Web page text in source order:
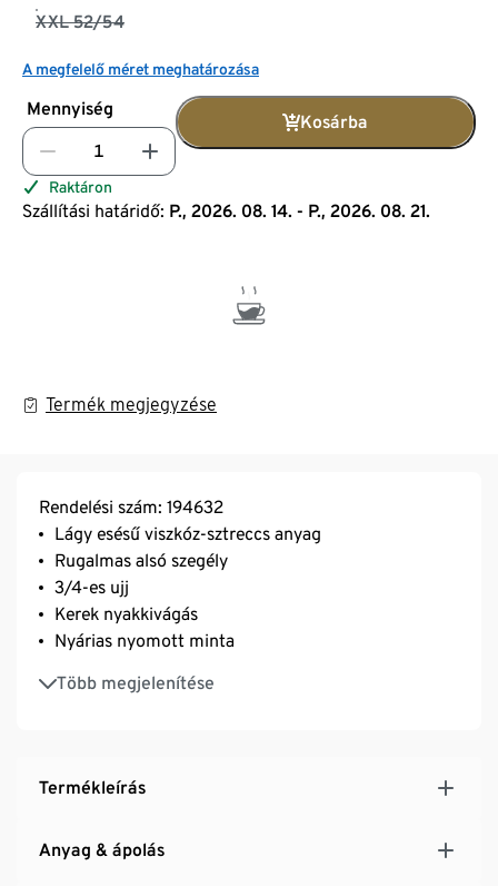
XXL 52/54
A megfelelő méret meghatározása
Mennyiség
Kosárba
Raktáron
Szállítási határidő: P., 2026. 08. 14. - P., 2026. 08. 21.
Termék megjegyzése
Rendelési szám: 194632
Lágy esésű viszkóz-sztreccs anyag
Rugalmas alsó szegély
3/4-es ujj
Kerek nyakkivágás
Nyárias nyomott minta
Több megjelenítése
Elasztánnal: formatartó, tökéletesen áll, rendkívül
kényelmes viselet
Termékleírás
Anyag & ápolás